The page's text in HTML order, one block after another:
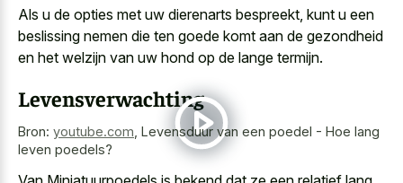
Als u de opties met uw dierenarts bespreekt, kunt u een
beslissing nemen die ten goede komt aan de gezondheid
en het welzijn van uw hond op de lange termijn.
Levensverwachting
Bron: youtube.com Levensduur van een poedel - Hoe lang
leven poedels?